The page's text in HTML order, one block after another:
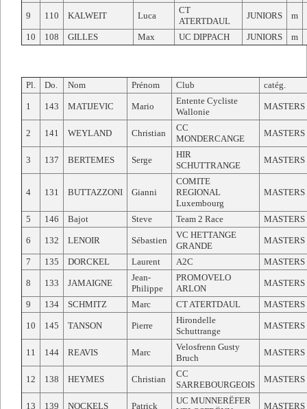
9 110 KALWEIT Luca
CT
ATERTDAUL
JUNIORS m
10 108 GILLES Max UC DIPPACH JUNIORS m
Pl. Do. Nom Prénom Club catég.
1 143 MATIJEVIC Mario
Entente Cycliste
Wallonie
MASTERS
2 141 WEYLAND Christian
CC
MONDERCANGE
MASTERS
3 137 BERTEMES Serge
HIR
SCHUTTRANGE
MASTERS
4 131 BUTTAZZONI Gianni
COMITE
REGIONAL
Luxembourg
MASTERS
5 146 Bajot Steve Team 2 Race MASTERS
6 132 LENOIR Sébastien
VC HETTANGE
GRANDE
MASTERS
7 135 DORCKEL Laurent A2C MASTERS
8 133 JAMAIGNE
Jean-
Philippe
PROMOVELO
ARLON
MASTERS
9 134 SCHMITZ Marc CT ATERTDAUL MASTERS
10 145 TANSON Pierre
Hirondelle
Schuttrange
MASTERS
11 144 REAVIS Marc
Velosfrenn Gusty
Bruch
MASTERS
12 138 HEYMES Christian
CC
SARREBOURGEOIS
MASTERS
13 139 NOCKELS Patrick
UC MUNNERËFER
MASTERS